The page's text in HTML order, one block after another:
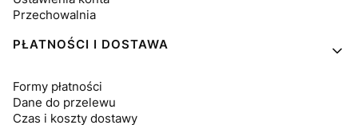
Przechowalnia
PŁATNOŚCI I DOSTAWA
Formy płatności
Dane do przelewu
Czas i koszty dostawy